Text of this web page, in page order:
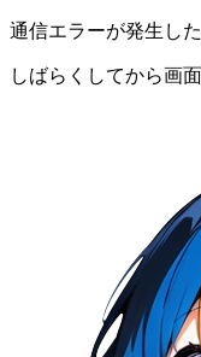
通信エラーが発生した
しばらくしてから画